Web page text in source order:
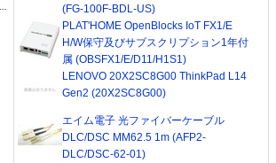
(FG-100F-BDL-US)
PLAT'HOME OpenBlocks IoT FX1/E
H/W保守及びサブスクリプション1年付
属 (OBSFX1/E/D11/H1S1)
LENOVO 20X2SC8G00 ThinkPad L14
Gen2 (20X2SC8G00)
エイム電子 光ファイバーケーブル
DLC/DSC MM62.5 1m (AFP2-
DLC/DSC-62-01)